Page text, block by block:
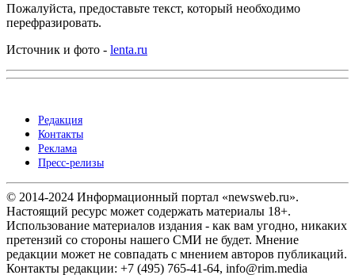
Пожалуйста, предоставьте текст, который необходимо
перефразировать.
Источник и фото - lenta.ru
Редакция
Контакты
Реклама
Пресс-релизы
© 2014-2024 Информационный портал «newsweb.ru».
Настоящий ресурс может содержать материалы 18+.
Использование материалов издания - как вам угодно, никаких
претензий со стороны нашего СМИ не будет. Мнение
редакции может не совпадать с мнением авторов публикаций.
Контакты редакции: +7 (495) 765-41-64, info@rim.media